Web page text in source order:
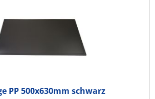
PP 500x630mm schwarz